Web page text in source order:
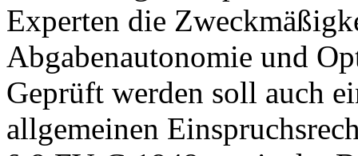
Experten die
Abgabenautonomie und
Geprüft werden soll auch
allgemeinen